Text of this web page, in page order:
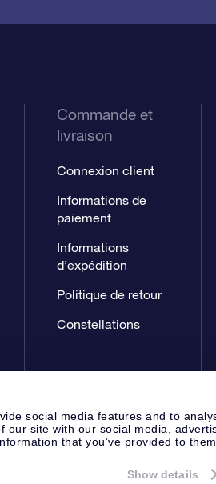
social media features and to
our site with our social media,
that you’ve provided to
Show details
Commande et
livraison
Connexion client
Informations de
paiement
Informations
d’expédition
Politique de retour
Constellations